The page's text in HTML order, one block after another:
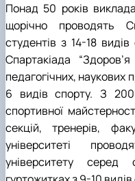
Понад 50 років
щорічно проводять
студентів з 14-18
Спартакіада
педагогічних, наукових
6 видів спорту. З
спортивної
секцій, тренерів,
університеті
університету